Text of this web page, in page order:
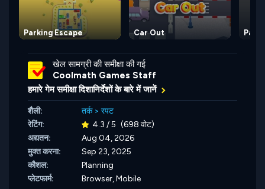
Parking Escape Car Out
खेल सामग्री की समीक्षा की गई
Coolmath Games Staff
हमारे गेम समीक्षा दिशानिर्देशों के बारे में जानें
शैली: तर्क> रपट
रेटिंग:
4.3 / 5 (698 वोट)
अद्यतन:
Aug 04, 2026
मुक्त करना:
Sep 23, 2025
कौशल:
Planning
प्लेटफार्म:
Browser, Mobile